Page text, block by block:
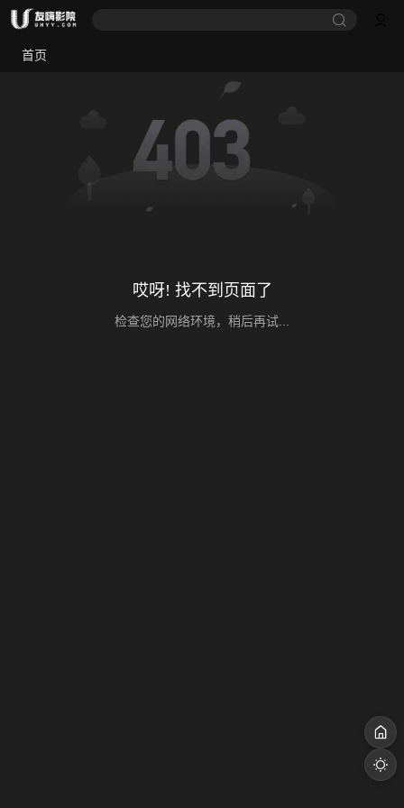
首页
哎呀! 找不到页面了
检查您的网络环境，稍后再试...